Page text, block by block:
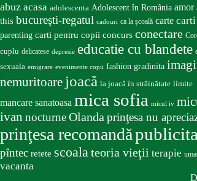
abuz acasa adolescenta Adolescent în România amor
this bucureşti-regatul cadouri ca la școală carte carti
parenting carti pentru copii concurs conectare
cuplu delicatese depresie educatie cu blandete
sexuala emigrare evenimente copii fashion gradinita
nemuritoare joacă la joacă în străinătate limite
mancare sanatoasa mica sofia micul iv
ivan nocturneOlanda prinţesa nu
prinţesa recomandă
pîntec retete scoalateoria vieţii terapie
vacanta